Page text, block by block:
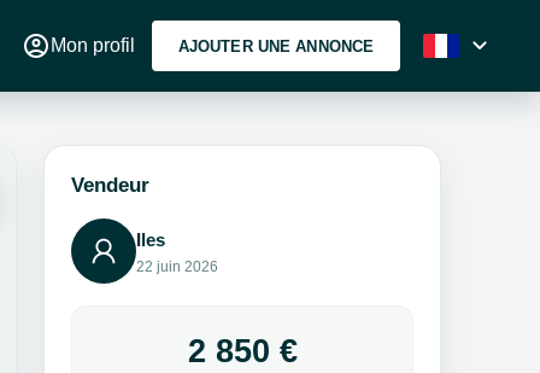
account_circle Mon profil AJOUTER UNE ANNONCE expand_more
Vendeur
Iles
22 juin 2026
2 850 €